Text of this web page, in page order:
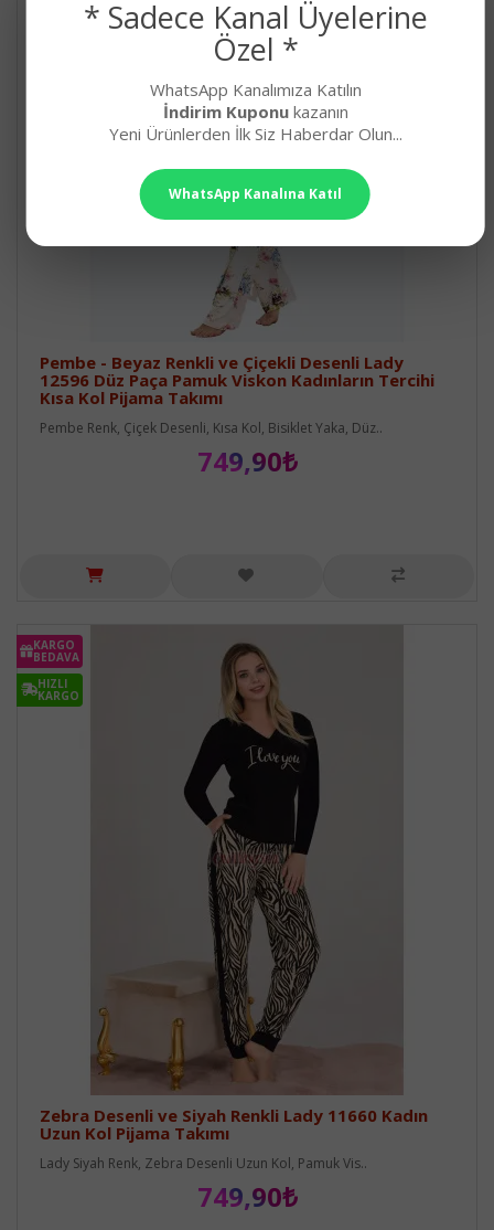
Pembe - Beyaz Renkli ve Çiçekli Desenli Lady
12596 Düz Paça Pamuk Viskon Kadınların Tercihi
Kısa Kol Pijama Takımı
Pembe Renk, Çiçek Desenli, Kısa Kol, Bisiklet Yaka, Düz..
749,90₺
KARGO
BEDAVA
HIZLI
KARGO
Zebra Desenli ve Siyah Renkli Lady 11660 Kadın
Uzun Kol Pijama Takımı
Lady Siyah Renk, Zebra Desenli Uzun Kol, Pamuk Vis..
749,90₺
* Sadece Kanal Üyelerine
Özel *
WhatsApp Kanalımıza Katılın
İndirim Kuponukazanın
Yeni Ürünlerden İlk Siz Haberdar Olun...
WhatsApp Kanalına Katıl